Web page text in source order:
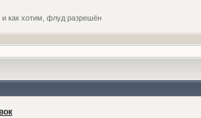
как хотим, флуд разрешён